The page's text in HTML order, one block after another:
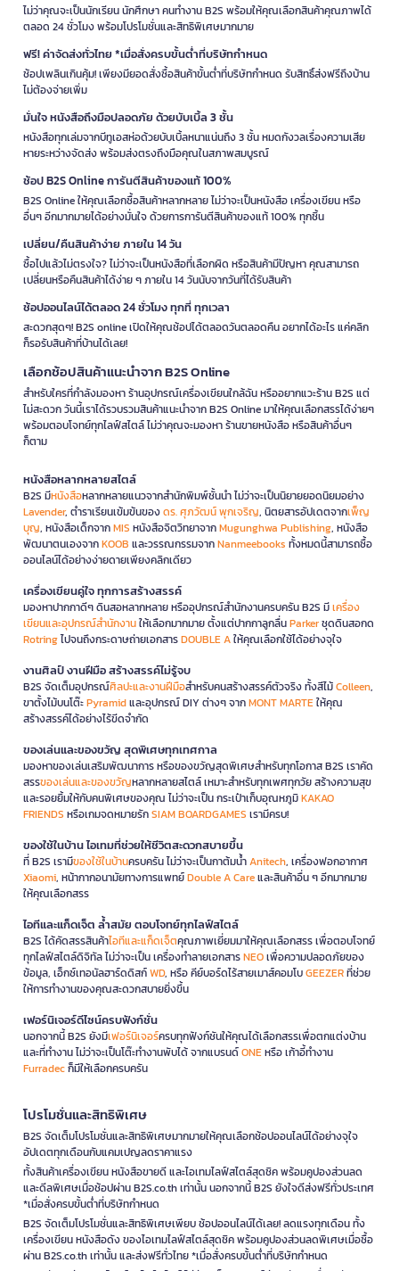
ไม่ว่าคุณจะเป็นนักเรียน นักศึกษา คนทำงาน B2S พร้อมให้คุณเลือกสินค้าคุณภาพได้
ตลอด 24 ชั่วโมง พร้อมโปรโมชั่นและสิทธิพิเศษมากมาย
ฟรี! ค่าจัดส่งทั่วไทย *เมื่อสั่งครบขั้นต่ำที่บริษัทกำหนด
ช้อปเพลินเกินคุ้ม! เพียงมียอดสั่งซื้อสินค้าขั้นต่ำที่บริษัทกำหนด รับสิทธิ์ส่งฟรีถึงบ้าน
ไม่ต้องจ่ายเพิ่ม
มั่นใจ หนังสือถึงมือปลอดภัย ด้วยบับเบิ้ล 3 ชั้น
หนังสือทุกเล่มจากบีทูเอสห่อด้วยบับเบิ้ลหนาแน่นถึง 3 ชั้น หมดกังวลเรื่องความเสีย
หายระหว่างจัดส่ง พร้อมส่งตรงถึงมือคุณในสภาพสมบูรณ์
ช้อป B2S Online การันตีสินค้าของแท้ 100%
B2S Online ให้คุณเลือกซื้อสินค้าหลากหลาย ไม่ว่าจะเป็นหนังสือ เครื่องเขียน หรือ
อื่นๆ อีกมากมายได้อย่างมั่นใจ ด้วยการการันตีสินค้าของแท้ 100% ทุกชิ้น
เปลี่ยน/คืนสินค้าง่าย ภายใน 14 วัน
ซื้อไปแล้วไม่ตรงใจ? ไม่ว่าจะเป็นหนังสือที่เลือกผิด หรือสินค้ามีปัญหา คุณสามารถ
เปลี่ยนหรือคืนสินค้าได้ง่าย ๆ ภายใน 14 วันนับจากวันที่ได้รับสินค้า
ช้อปออนไลน์ได้ตลอด 24 ชั่วโมง ทุกที่ ทุกเวลา
สะดวกสุดๆ! B2S online เปิดให้คุณช้อปได้ตลอดวันตลอดคืน อยากได้อะไร แค่คลิก
ก็รอรับสินค้าที่บ้านได้เลย!
เลือกช้อปสินค้าแนะนำจาก B2S Online
สำหรับใครที่กำลังมองหา ร้านอุปกรณ์เครื่องเขียนใกล้ฉัน หรืออยากแวะร้าน B2S แต่
ไม่สะดวก วันนี้เราได้รวบรวมสินค้าแนะนำจาก B2S Online มาให้คุณเลือกสรรได้ง่ายๆ
พร้อมตอบโจทย์ทุกไลฟ์สไตล์ ไม่ว่าคุณจะมองหา ร้านขายหนังสือ หรือสินค้าอื่นๆ
ก็ตาม
หนังสือหลากหลายสไตล์
B2S มีหนังสือหลากหลายแนวจากสำนักพิมพ์ชั้นนำ ไม่ว่าจะเป็นนิยายยอดนิยมอย่าง
Lavender, ตำราเรียนเข้มข้นของดร. ศุภวัฒน์ พุกเจริญ, นิตยสารอัปเดตจากเพ็ญ
บุญ, หนังสือเด็กจากMIS หนังสือจิตวิทยาจากMugunghwa Publishing, หนังสือ
พัฒนาตนเองจากKOOB และวรรณกรรมจากNanmeebooks ทั้งหมดนี้สามารถซื้อ
ออนไลน์ได้อย่างง่ายดายเพียงคลิกเดียว
เครื่องเขียนคู่ใจ ทุกการสร้างสรรค์
มองหาปากกาดีๆ ดินสอหลากหลาย หรืออุปกรณ์สำนักงานครบครัน B2S มีเครื่อง
เขียนและอุปกรณ์สำนักงานให้เลือกมากมาย ตั้งแต่ปากกาลูกลื่นParkerชุดดินสอกด
Rotringไปจนถึงกระดาษถ่ายเอกสารDOUBLE Aให้คุณเลือกใช้ได้อย่างจุใจ
งานศิลป์ งานฝีมือ สร้างสรรค์ไม่รู้จบ
B2S จัดเต็มอุปกรณ์ศิลปะและงานฝีมือสำหรับคนสร้างสรรค์ตัวจริง ทั้งสีไม้Colleen,
ขาตั้งไม้บนโต๊ะPyramidและอุปกรณ์ DIY ต่างๆ จากMONT MARTEให้คุณ
สร้างสรรค์ได้อย่างไร้ขีดจำกัด
ของเล่นและของขวัญ สุดพิเศษทุกเทศกาล
มองหาของเล่นเสริมพัฒนาการ หรือของขวัญสุดพิเศษสำหรับทุกโอกาส B2S เราคัด
สรรของเล่นและของขวัญหลากหลายสไตล์ เหมาะสำหรับทุกเพศทุกวัย สร้างความสุข
และรอยยิ้มให้กับคนพิเศษของคุณ ไม่ว่าจะเป็น กระเป๋าเก็บอุณหภูมิKAKAO
FRIENDS หรือเกมจดหมายรักSIAM BOARDGAMES เรามีครบ!
ของใช้ในบ้าน ไอเทมที่ช่วยให้ชีวิตสะดวกสบายขึ้น
ที่ B2S เรามีของใช้ในบ้านครบครัน ไม่ว่าจะเป็นกาต้มน้ำAnitech, เครื่องฟอกอากาศ
Xiaomi, หน้ากากอนามัยทางการแพทย์Double A Careและสินค้าอื่น ๆ อีกมากมาย
ให้คุณเลือกสรร
ไอทีและแก็ดเจ็ต ล้ำสมัย ตอบโจทย์ทุกไลฟ์สไตล์
B2S ได้คัดสรรสินค้าไอทีและแก็ดเจ็ตคุณภาพเยี่ยมมาให้คุณเลือกสรร เพื่อตอบโจทย์
ทุกไลฟ์สไตล์ดิจิทัล ไม่ว่าจะเป็น เครื่องทำลายเอกสารNEOเพื่อความปลอดภัยของ
ข้อมูล, เอ็กซ์เทอนัลฮาร์ดดิสก์WD, หรือ คีย์บอร์ดไร้สายเมาส์คอมโบGEEZERที่ช่วย
ให้การทำงานของคุณสะดวกสบายยิ่งขึ้น
เฟอร์นิเจอร์ดีไซน์ครบฟังก์ชั่น
นอกจากนี้ B2S ยังมีเฟอร์นิเจอร์ครบทุกฟังก์ชันให้คุณได้เลือกสรรเพื่อตกแต่งบ้าน
และที่ทำงาน ไม่ว่าจะเป็นโต๊ะทำงานพับได้ จากแบรนด์ONEหรือ เก้าอี้ทำงาน
Furradecก็มีให้เลือกครบครัน
โปรโมชั่นและสิทธิพิเศษ
B2S จัดเต็มโปรโมชั่นและสิทธิพิเศษมากมายให้คุณเลือกช้อปออนไลน์ได้อย่างจุใจ
อัปเดตทุกเดือนกับแคมเปญลดราคาแรง
ทั้งสินค้าเครื่องเขียน หนังสือขายดี และไอเทมไลฟ์สไตล์สุดชิค พร้อมคูปองส่วนลด
และดีลพิเศษเมื่อช้อปผ่าน B2S.co.th เท่านั้น นอกจากนี้ B2S ยังใจดีส่งฟรีทั่วประเทศ
*เมื่อสั่งครบขั้นต่ำที่บริษัทกำหนด
B2S จัดเต็มโปรโมชั่นและสิทธิพิเศษเพียบ ช้อปออนไลน์ได้เลย! ลดแรงทุกเดือน ทั้ง
เครื่องเขียน หนังสือดัง ของไอเทมไลฟ์สไตล์สุดชิค พร้อมคูปองส่วนลดพิเศษเมื่อซื้อ
ผ่าน B2S.co.th เท่านั้น และส่งฟรีทั่วไทย *เมื่อสั่งครบขั้นต่ำที่บริษัทกำหนด